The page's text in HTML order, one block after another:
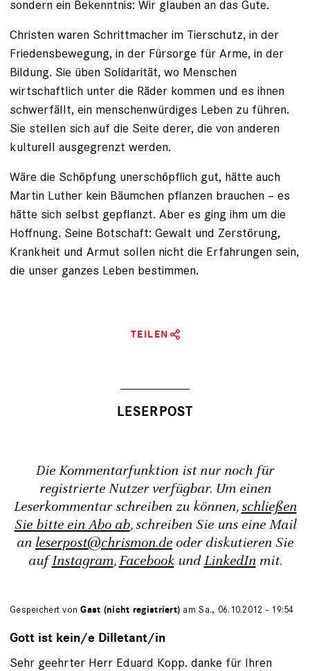
sondern ein ­Bekenntnis: Wir glauben an das Gute.
Christen waren Schrittmacher im Tierschutz, in der
Friedensbewegung, in der Fürsorge für Arme, in der
Bildung. Sie üben Solidarität, wo Menschen
wirtschaftlich unter die Räder kommen und es ihnen
schwerfällt, ein menschenwürdiges Leben zu führen.
Sie stellen sich auf die Seite ­derer, die von anderen
kulturell ausgegrenzt werden.
Wäre die Schöpfung unerschöpflich gut, hätte auch
Martin Luther kein Bäumchen pflanzen brauchen – es
hätte sich selbst gepflanzt. Aber es ging ihm um die
Hoffnung. Seine Botschaft: Gewalt und Zerstörung,
Krankheit und Armut sollen nicht die Erfahrungen sein,
die unser ­ganzes Leben bestimmen.
TEILEN
Die Kommentarfunktion ist nur noch für
registrierte Nutzer verfügbar. Um einen
Leserkommentar schreiben zu können,schließen
Sie bitte ein Abo ab, schreiben Sie uns eine Mail
an leserpost@chrismon.de oder diskutieren Sie
aufInstagram,FacebookundLinkedInmit.
Gespeichert vonGast (nicht registriert) am Sa., 06.10.2012 - 19:54
Gott ist kein/e Dilletant/in
Sehr geehrter Herr Eduard Kopp. danke für Ihren